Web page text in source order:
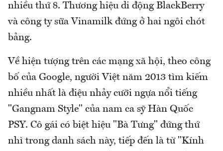
nhiều thứ 8. Thương hiệu di động BlackBerry
và công ty sữa Vinamilk đứng ở hai ngôi chót
bảng.
Về hiện tượng trên các mạng xã hội, theo công
bố của Google, người Việt năm 2013 tìm kiếm
nhiều nhất là điệu nhảy cưỡi ngựa nổi tiếng
"Gangnam Style" của nam ca sỹ Hàn Quốc
PSY. Cô gái có biệt hiệu "Bà Tưng" đứng thứ
nhì trong danh sách này, tiếp đến là từ "Kính